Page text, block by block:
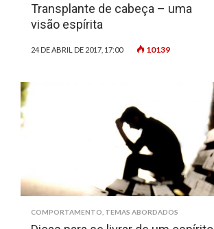
Transplante de cabeça – uma
visão espírita
24 DE ABRIL DE 2017, 17:00 10139
COMPORTAMENTO TEMAS ABORDADOS